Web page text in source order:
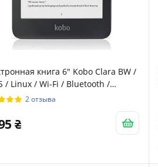
книга 6" Kobo Clara BW /
/ Linux / Wi-Fi / Bluetooth /
E-Ink экран (1448 × 1072) /
IPX8 / До 6
работы от батареи / Черная
2 отзыва